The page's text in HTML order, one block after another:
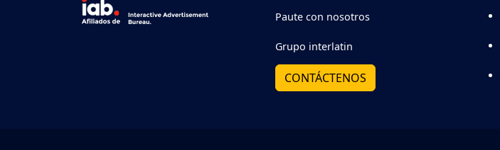
Paute con nosotros
Grupo interlatin
CONTÁCTENOS